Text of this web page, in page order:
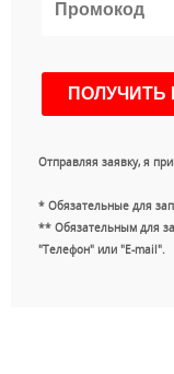
Отправляя заявку, я
* Обязательные для
** Обязательным для
"Телефон" или "E-mail".